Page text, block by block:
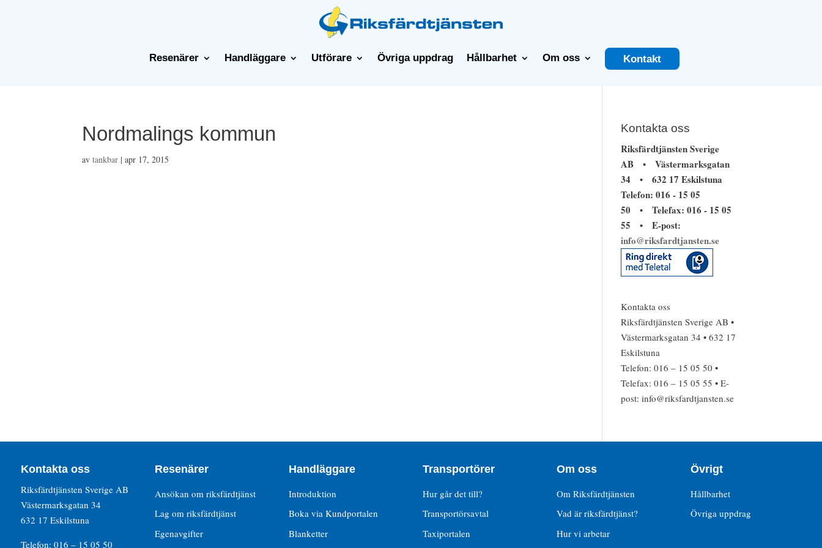
Resenärer Handläggare Utförare Övriga uppdrag Hållbarhet Om oss Kontakt
Nordmalings kommun
avtankbar |apr 17, 2015
Kontakta oss
Riksfärdtjänsten Sverige
AB •Västermarksgatan
34 •632 17 Eskilstuna
Telefon: 016 - 15 05
50 •Telefax: 016 - 15 05
55 •E-post:
info@riksfardtjansten.se
Kontakta oss
Riksfärdtjänsten Sverige AB •
Västermarksgatan 34 • 632 17
Eskilstuna
Telefon: 016 – 15 05 50 •
Telefax: 016 – 15 05 55 • E-
post: info@riksfardtjansten.se
Kontakta oss
Riksfärdtjänsten Sverige AB
Västermarksgatan 34
632 17 Eskilstuna
Telefon: 016 – 15 05 50
Resenärer
Ansökan om riksfärdtjänst
Lag om riksfärdtjänst
Egenavgifter
Handläggare
Introduktion
Boka via Kundportalen
Blanketter
Transportörer
Hur går det till?
Transportörsavtal
Taxiportalen
Om oss
Om Riksfärdtjänsten
Vad är riksfärdtjänst?
Hur vi arbetar
Övrigt
Hållbarhet
Övriga uppdrag